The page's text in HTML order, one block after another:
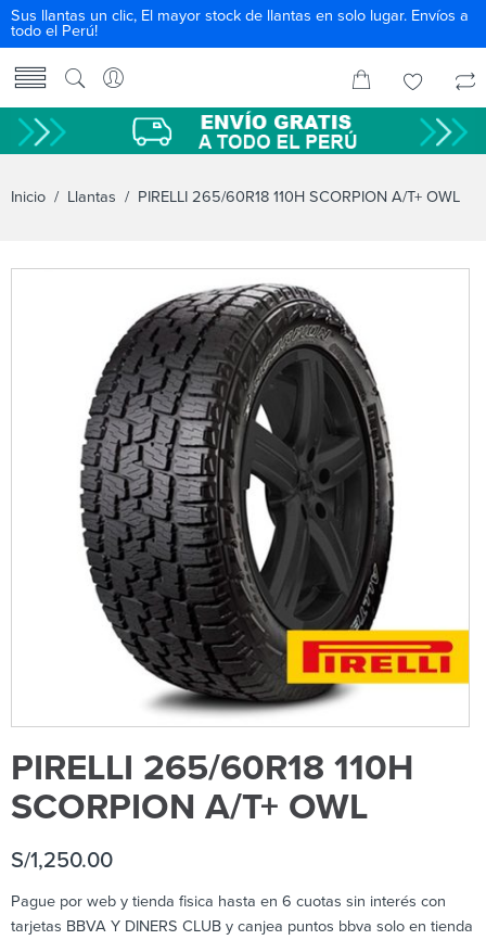
Sus llantas un clic, El mayor stock de llantas en solo lugar. Envíos a
todo el Perú!
Inicio / Llantas / PIRELLI 265/60R18 110H SCORPION A/T+ OWL
PIRELLI 265/60R18 110H
SCORPION A/T+ OWL
S/1,250.00
Pague por web y tienda fisica hasta en 6 cuotas sin interés con
tarjetas BBVA Y DINERS CLUB y canjea puntos bbva solo en tienda